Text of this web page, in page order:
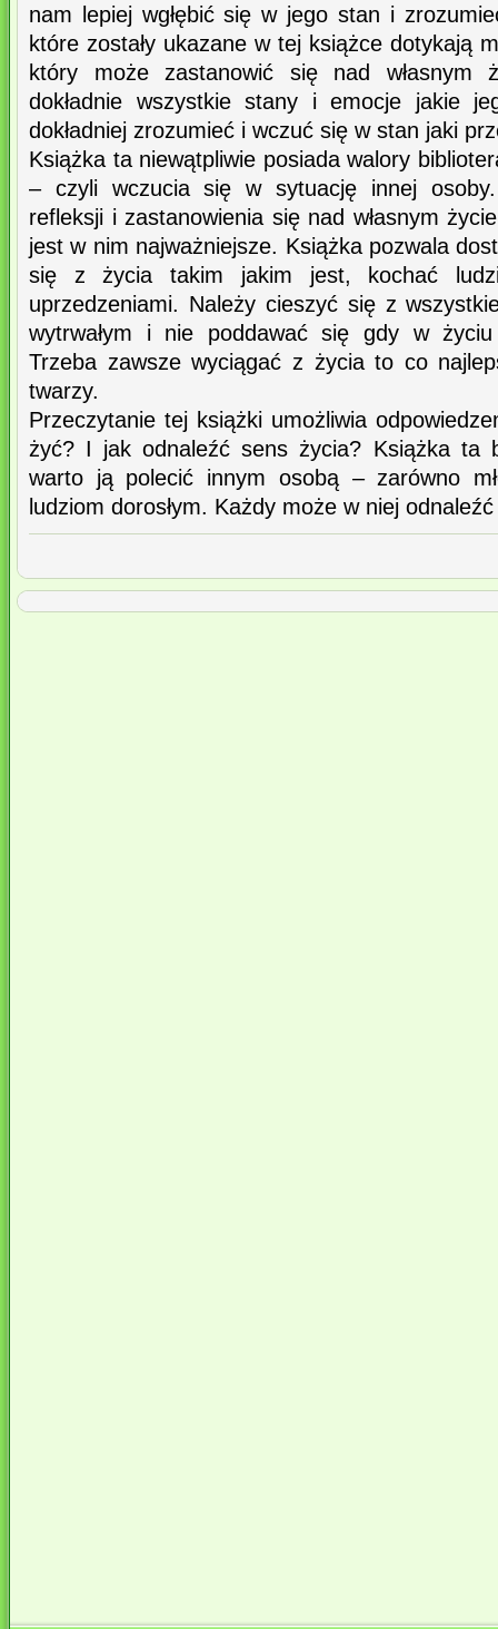
nam lepiej wgłębić się w jego stan i
które zostały ukazane w tej książce dotykają
który może zastanowić się nad własnym
dokładnie wszystkie stany i emocje jakie
dokładniej zrozumieć i wczuć się w stan jaki
Książka ta niewątpliwie posiada walory
– czyli wczucia się w sytuację innej
refleksji i zastanowienia się nad własnym
jest w nim najważniejsze. Książka pozwala
się z życia takim jakim jest, kochać
uprzedzeniami. Należy cieszyć się z
wytrwałym i nie poddawać się gdy w
Trzeba zawsze wyciągać z życia to co
twarzy.
Przeczytanie tej książki umożliwia
żyć? I jak odnaleźć sens życia? Książka ta
warto ją polecić innym osobą – zarówno
ludziom dorosłym. Każdy może w niej